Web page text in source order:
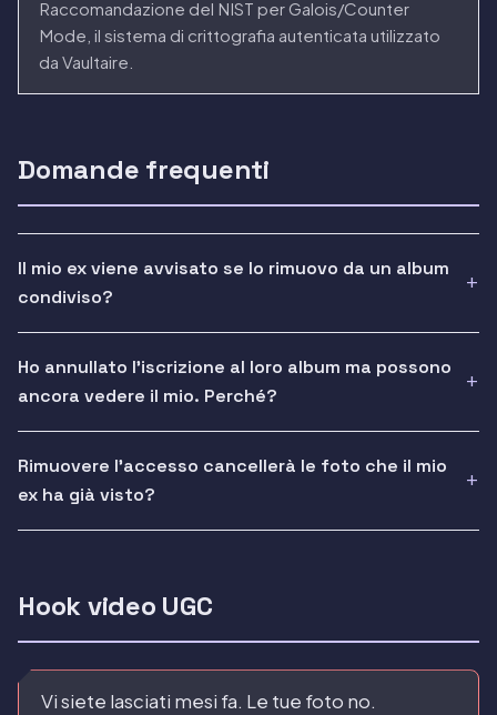
Raccomandazione del NIST per Galois/Counter
Mode, il sistema di crittografia autenticata utilizzato
da Vaultaire.
Domande frequenti
Il mio ex viene avvisato se lo rimuovo da un album
condiviso?
Ho annullato l'iscrizione al loro album ma possono
ancora vedere il mio. Perché?
Rimuovere l'accesso cancellerà le foto che il mio
ex ha già visto?
Hook video UGC
Vi siete lasciati mesi fa. Le tue foto no.